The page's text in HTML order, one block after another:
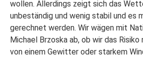
wollen. Allerdings zeigt sich das
unbeständig und wenig stabil und es
gerechnet werden. Wir wägen mit
Michael Brzoska ab, ob wir das
von einem Gewitter oder starkem